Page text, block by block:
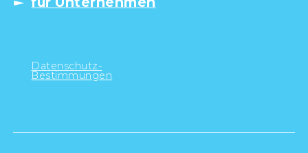
Datenschutz-
Bestimmungen